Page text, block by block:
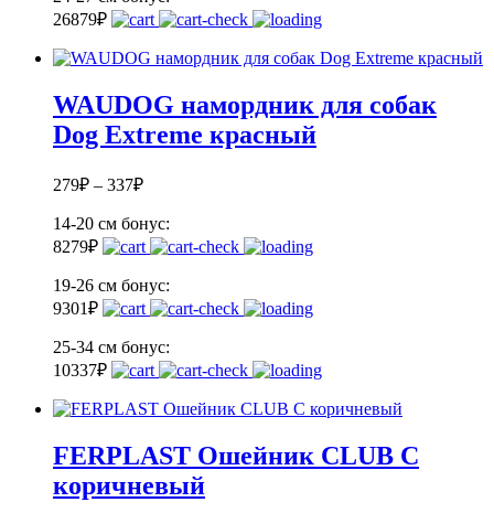
26879₽
WAUDOG намордник для собак
Dog Extreme красный
279₽ – 337₽
14-20 см бонус:
8279₽
19-26 см бонус:
9301₽
25-34 см бонус:
10337₽
FERPLAST Ошейник CLUB C
коричневый